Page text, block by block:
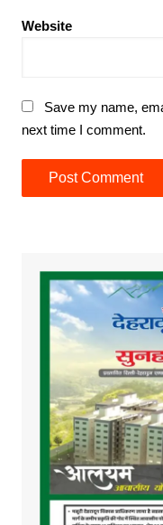
Website
Save my name,
next time I comment.